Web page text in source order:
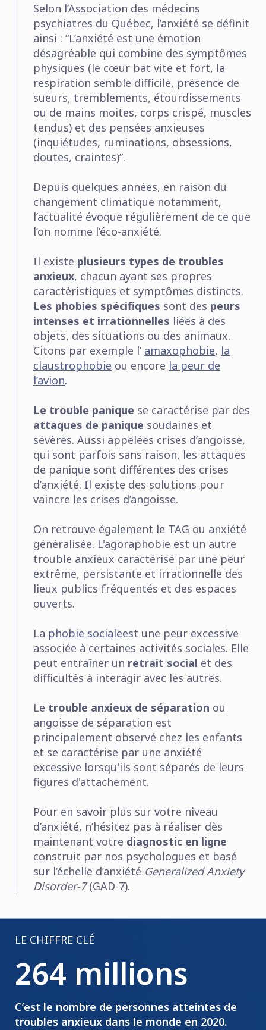
Selon l’Association des médecins
psychiatres du Québec, l’anxiété se définit
ainsi : “L’anxiété est une émotion
désagréable qui combine des symptômes
physiques (le cœur bat vite et fort, la
respiration semble difficile, présence de
sueurs, tremblements, étourdissements
ou de mains moites, corps crispé, muscles
tendus) et des pensées anxieuses
(inquiétudes, ruminations, obsessions,
doutes, craintes)”.
Depuis quelques années, en raison du
changement climatique notamment,
l’actualité évoque régulièrement de ce que
l’on nomme l’éco-anxiété.
Il existe plusieurs types de troubles
anxieux, chacun ayant ses propres
caractéristiques et symptômes distincts.
Les phobies spécifiques sont des peurs
intenses et irrationnelles liées à des
objets, des situations ou des animaux.
Citons par exemple l’ amaxophobie, la
claustrophobie ou encore la peur de
l’avion.
Le trouble panique se caractérise par des
attaques de panique soudaines et
sévères. Aussi appelées crises d’angoisse,
qui sont parfois sans raison, les attaques
de panique sont différentes des crises
d’anxiété. Il existe des solutions pour
vaincre les crises d’angoisse.
On retrouve également le TAG ou anxiété
généralisée. L'agoraphobie est un autre
trouble anxieux caractérisé par une peur
extrême, persistante et irrationnelle des
lieux publics fréquentés et des espaces
ouverts.
La phobie socialeest une peur excessive
associée à certaines activités sociales. Elle
peut entraîner un retrait social et des
difficultés à interagir avec les autres.
Le trouble anxieux de séparation ou
angoisse de séparation est
principalement observé chez les enfants
et se caractérise par une anxiété
excessive lorsqu'ils sont séparés de leurs
figures d'attachement.
Pour en savoir plus sur votre niveau
d’anxiété, n’hésitez pas à réaliser dès
maintenant votre diagnostic en ligne
construit par nos psychologues et basé
sur l’échelle d’anxiété Generalized Anxiety
Disorder-7(GAD-7).
LE CHIFFRE CLÉ
264 millions
C’est le nombre de personnes atteintes de
troubles anxieux dans le monde en 2020.